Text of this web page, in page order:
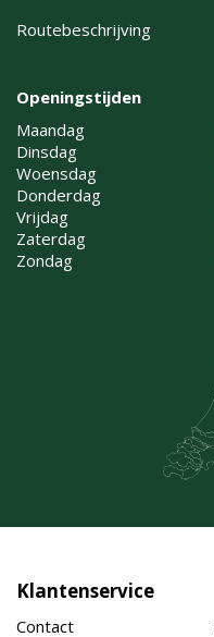
Routebeschrijving
Openingstijden
Maandag
Dinsdag
Woensdag
Donderdag
Vrijdag
Zaterdag
Zondag
Klantenservice
Contact